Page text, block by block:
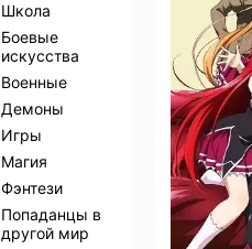
Школа
Боевые
искусства
Военные
Демоны
Игры
Магия
Фэнтези
Попаданцы в
другой мир